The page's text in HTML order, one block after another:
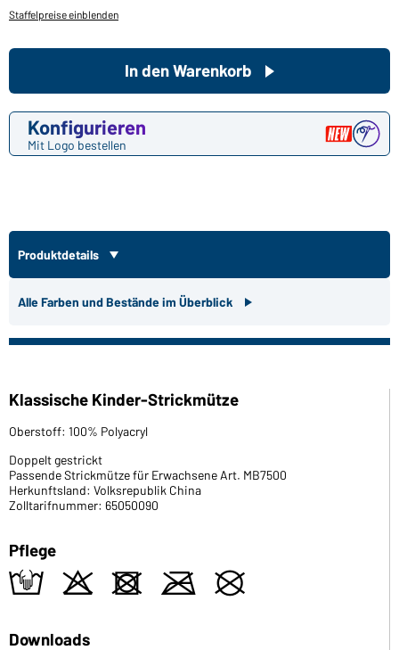
Staffelpreise einblenden
Konfigurieren
Mit Logo bestellen
In den Warenkorb
Produktdetails
Alle Farben und Bestände im Überblick
Klassische Kinder-Strickmütze
Oberstoff: 100% Polyacryl
Doppelt gestrickt
Passende Strickmütze für Erwachsene Art. MB7500
Herkunftsland: Volksrepublik China
Zolltarifnummer: 65050090
Pflege
t o d m U
Downloads